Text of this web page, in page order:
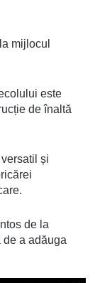
mijlocul
este
de înaltă
și
de la
a adăuga